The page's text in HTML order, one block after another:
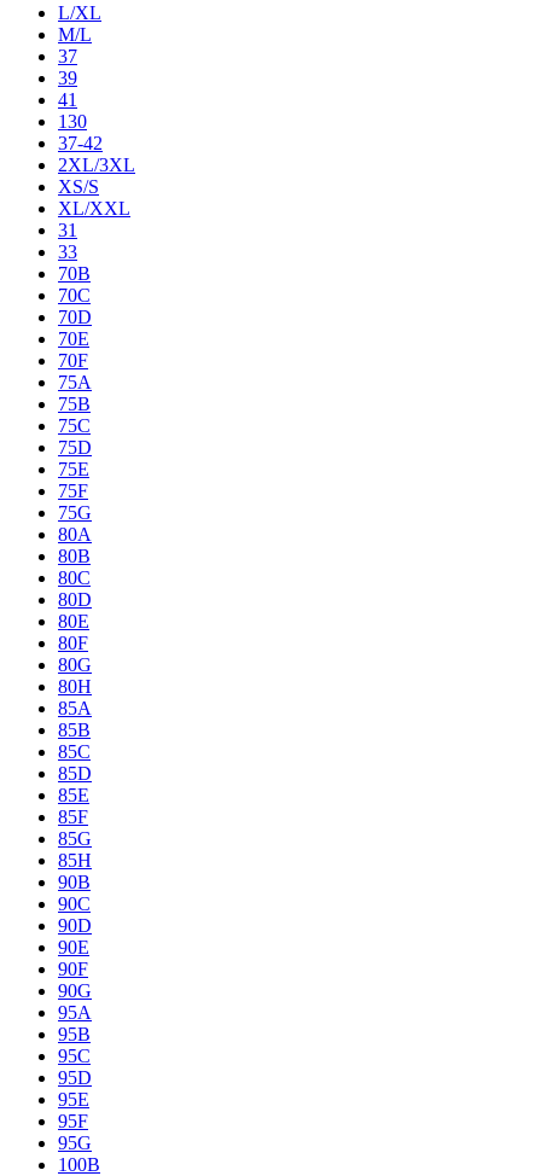
L/XL
M/L
37
39
41
130
37-42
2XL/3XL
XS/S
XL/XXL
31
33
70B
70C
70D
70E
70F
75A
75B
75C
75D
75E
75F
75G
80A
80B
80C
80D
80E
80F
80G
80H
85A
85B
85C
85D
85E
85F
85G
85H
90B
90C
90D
90E
90F
90G
95A
95B
95C
95D
95E
95F
95G
100B